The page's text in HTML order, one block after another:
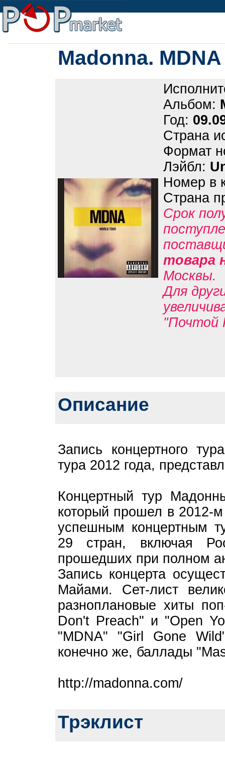
Madonna.
Альбом:
Год:
Страна
Формат
Лэйбл:
Номер в
Страна
Срок
товара
Москвы.
Для
"Почтой
Описание
Запись концертного
тура 2012 года,
Концертный тур
который прошел в 2012-
успешным концертным
29 стран, включая
прошедших при полном
Запись концерта
Майами. Сет-лист
разноплановые хиты
Don't Preach" и "Open
"MDNA" "Girl Gone
конечно же, баллады
http://madonna.com/
Трэклист